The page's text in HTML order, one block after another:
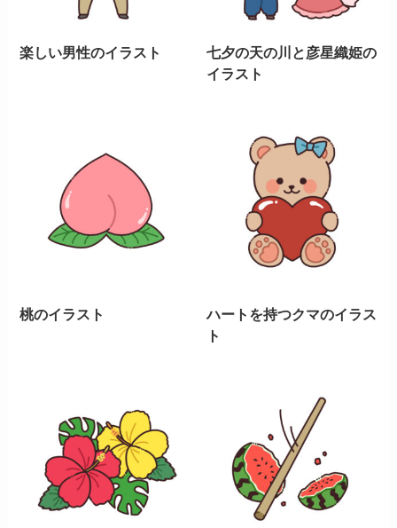
楽しい男性のイラスト
七夕の天の川と彦星織姫の
イラスト
桃のイラスト
ハートを持つクマのイラス
ト